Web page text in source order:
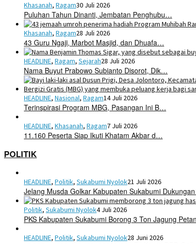
Khasanah, Ragam30 Juli 2026
Puluhan Tahun Dinanti, Jembatan Penghubu…
Khasanah, Ragam28 Juli 2026
43 Guru Ngaji, Marbot Masjid, dan Dhuafa…
HEADLINE, Ragam, Sejarah28 Juli 2026
Nama Buyut Prabowo Subianto Disorot, Dik…
HEADLINE, Nasional, Ragam14 Juli 2026
Terinspirasi Program MBG, Pasangan Ini B…
HEADLINE, Khasanah, Ragam7 Juli 2026
11.160 Peserta Siap Ikuti Khatam Akbar d…
POLITIK
HEADLINE, Politik, Sukabumi Nyolok21 Juli 2026
Jelang Musda Golkar Kabupaten Sukabumi
Politik, Sukabumi Nyolok4 Juli 2026
PKS Kabupaten Sukabumi Borong 3 Ton Jagung
HEADLINE, Politik, Sukabumi Nyolok28 Juni 2026